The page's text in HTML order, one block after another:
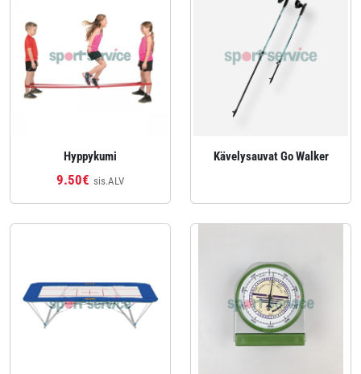
Hyppykumi
9.50€ sis.ALV
Kävelysauvat Go Walker